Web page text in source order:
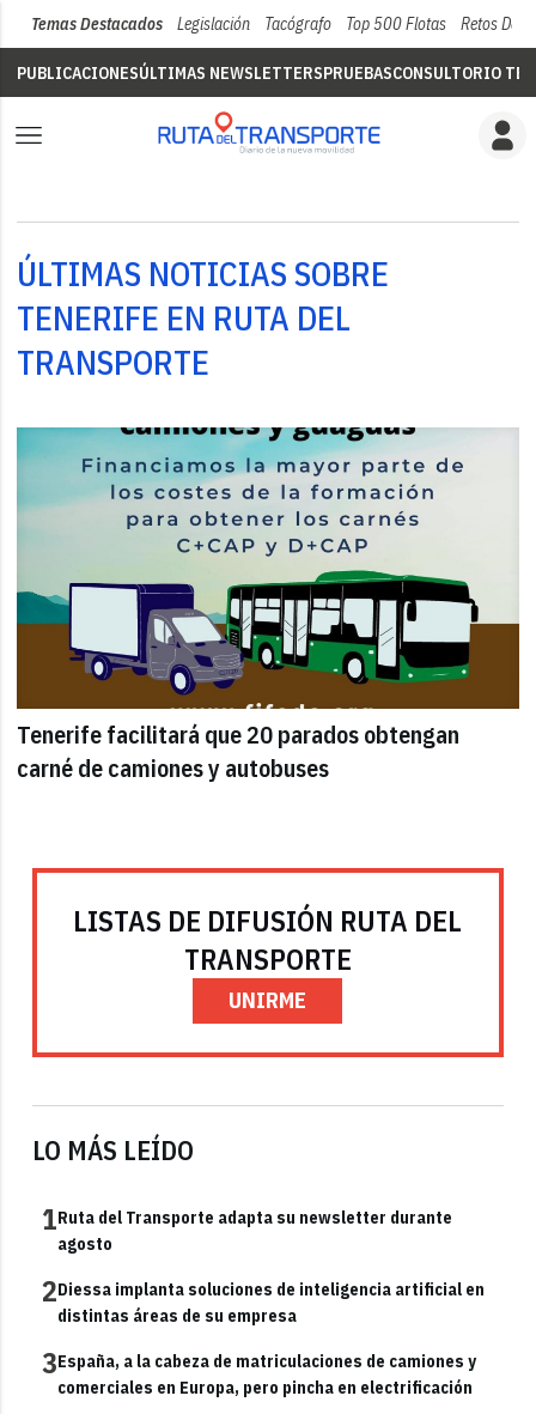
Temas Destacados Legislación Tacógrafo Top 500 Flotas Retos Del
PUBLICACIONESÚLTIMAS NEWSLETTERSPRUEBASCONSULTORIO
ÚLTIMAS NOTICIAS SOBRE
TENERIFE EN RUTA DEL
TRANSPORTE
Tenerife facilitará que 20 parados obtengan
carné de camiones y autobuses
LISTAS DE DIFUSIÓN RUTA DEL
TRANSPORTE
UNIRME
LO MÁS LEÍDO
1Ruta del Transporte adapta su newsletter durante
agosto
2Diessa implanta soluciones de inteligencia artificial en
distintas áreas de su empresa
3España, a la cabeza de matriculaciones de camiones y
comerciales en Europa, pero pincha en electrificación